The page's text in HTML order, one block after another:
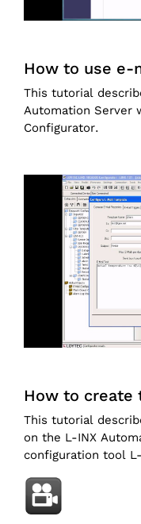
How to use e-
This tutorial
Automation Server
Configurator.
How to create
This tutorial
on the L-INX
configuration tool